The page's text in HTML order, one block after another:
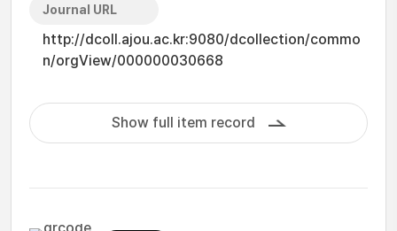
Journal URL
http://dcoll.ajou.ac.kr:9080/dcollection/commo
n/orgView/000000030668
Show full item record